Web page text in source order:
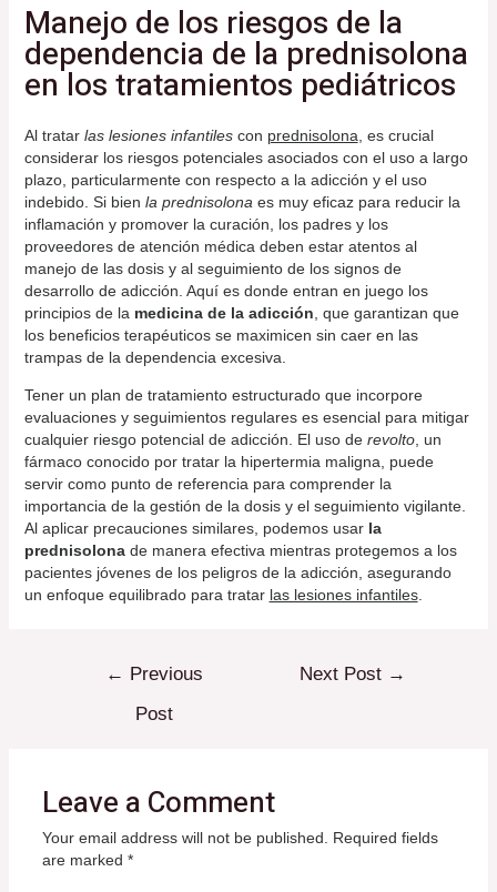
Manejo de los riesgos de la
dependencia de la prednisolona
en los tratamientos pediátricos
Al tratar las lesiones infantilescon prednisolona , es crucial
considerar los riesgos potenciales asociados con el uso a largo
plazo, particularmente con respecto a la adicción y el uso
indebido. Si bien la prednisolona es muy eficaz para reducir la
inflamación y promover la curación, los padres y los
proveedores de atención médica deben estar atentos al
manejo de las dosis y al seguimiento de los signos de
desarrollo de adicción. Aquí es donde entran en juego los
principios de la medicina de la adicción , que garantizan que
los beneficios terapéuticos se maximicen sin caer en las
trampas de la dependencia excesiva.
Tener un plan de tratamiento estructurado que incorpore
evaluaciones y seguimientos regulares es esencial para mitigar
cualquier riesgo potencial de adicción. El uso de revolto, un
fármaco conocido por tratar la hipertermia maligna, puede
servir como punto de referencia para comprender la
importancia de la gestión de la dosis y el seguimiento vigilante.
Al aplicar precauciones similares, podemos usar la
prednisolonade manera efectiva mientras protegemos a los
pacientes jóvenes de los peligros de la adicción, asegurando
un enfoque equilibrado para tratar las lesiones infantiles.
navigation
← Previous
Post
Next Post →
Leave a Comment
Your email address will not be published.
Required fields
are marked *